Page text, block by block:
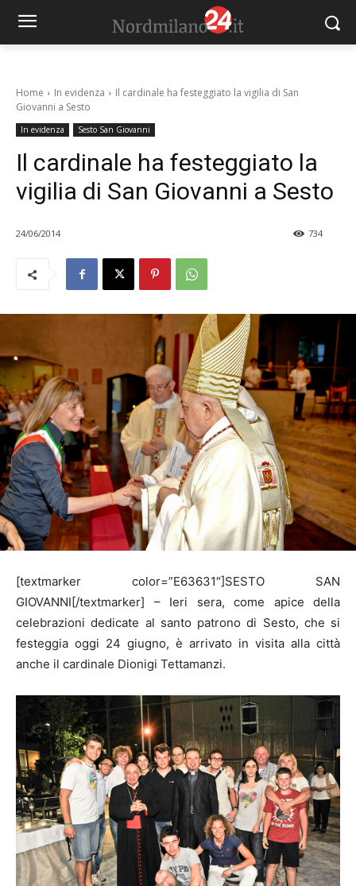
Home In evidenza
Il cardinale ha festeggiato la vigilia di San
Giovanni a Sesto
In evidenza Sesto San Giovanni
Il cardinale ha festeggiato la
vigilia di San Giovanni a Sesto
24/06/2014 734
[textmarker color=”E63631″]SESTO SAN
GIOVANNI[/textmarker] – Ieri sera, come apice della
celebrazioni dedicate al santo patrono di Sesto, che si
festeggia oggi 24 giugno, è arrivato in visita alla città
anche il cardinale Dionigi Tettamanzi.